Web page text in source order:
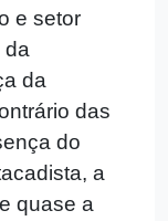
e setor
da
da
das
do
a
quase a